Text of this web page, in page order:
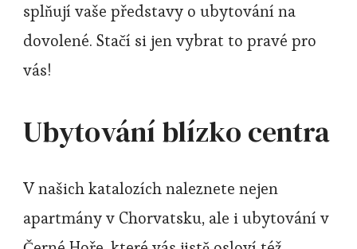
splňují vaše představy o ubytování na
dovolené. Stačí si jen vybrat to pravé pro
vás!
Ubytování blízko centra
V našich katalozích naleznete nejen
apartmány v Chorvatsku, ale i ubytování v